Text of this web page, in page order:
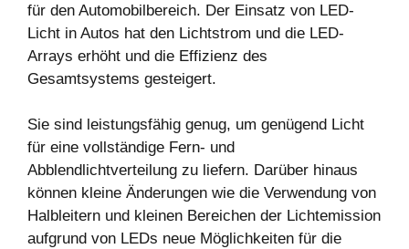
für den Automobilbereich. Der Einsatz von LED-
Licht in Autos hat den Lichtstrom und die LED-
Arrays erhöht und die Effizienz des
Gesamtsystems gesteigert.
Sie sind leistungsfähig genug, um genügend Licht
für eine vollständige Fern- und
Abblendlichtverteilung zu liefern. Darüber hinaus
können kleine Änderungen wie die Verwendung von
Halbleitern und kleinen Bereichen der Lichtemission
aufgrund von LEDs neue Möglichkeiten für die